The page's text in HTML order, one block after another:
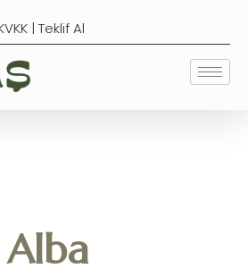
| Teklif Al